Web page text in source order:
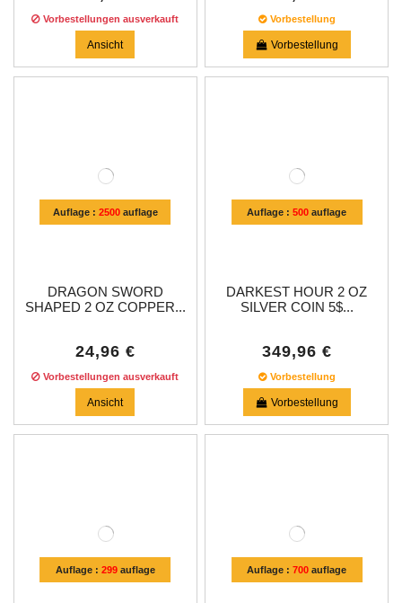
Vorbestellungen ausverkauft
Ansicht
Vorbestellung
Vorbestellung
Auflage : 2500auflage
DRAGON SWORD
SHAPED 2 OZ COPPER...
24,96 €
Vorbestellungen ausverkauft
Ansicht
Auflage :500 auflage
DARKEST HOUR 2 OZ
SILVER COIN 5$...
349,96 €
Vorbestellung
Vorbestellung
Auflage : 299auflage Auflage :700 auflage